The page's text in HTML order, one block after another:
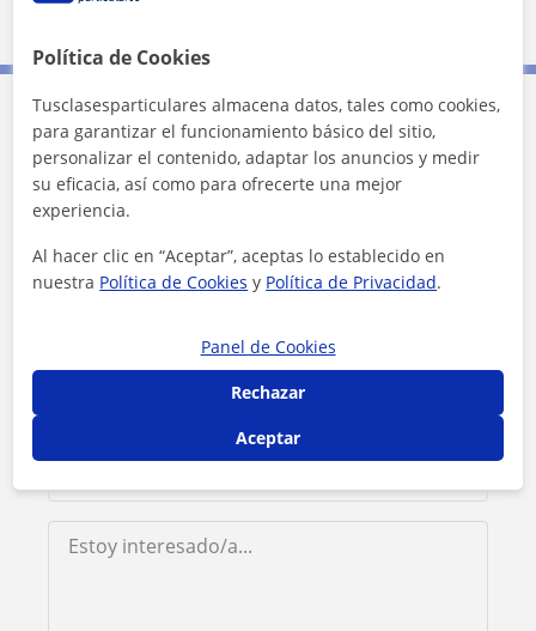
10 km
Contacta con Anthony
Tarifa
1ª clase gratis
Política de Cookies
Tusclasesparticulares almacena datos, tales como cookies,
para garantizar el funcionamiento básico del sitio,
personalizar el contenido, adaptar los anuncios y medir
su eficacia, así como para ofrecerte una mejor
experiencia.
Al hacer clic en “Aceptar”, aceptas lo establecido en
nuestra Política de Cookies y Política de Privacidad.
Panel de Cookies
Rechazar
Aceptar